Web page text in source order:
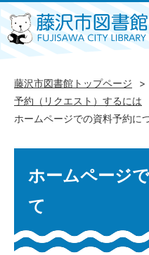
藤沢市図書館トップページ
予約（リクエスト）するには
ホームページでの資料予約に
ホームページ
て